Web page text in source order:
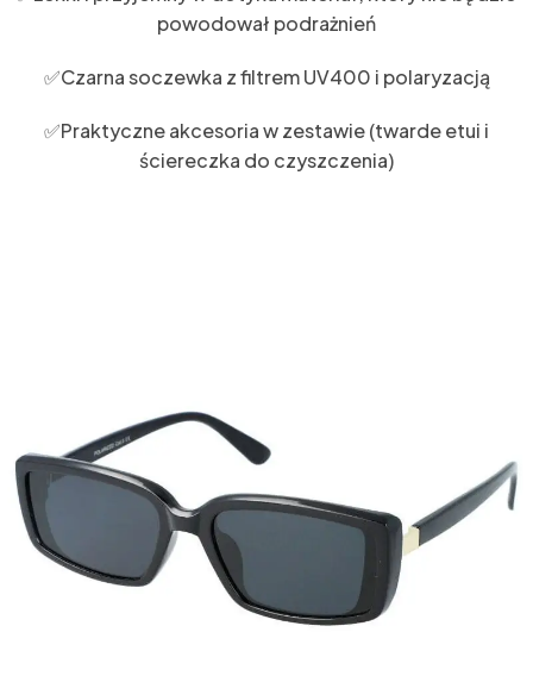
powodował podrażnień
✅Czarna soczewka z filtrem UV400 i polaryzacją
✅Praktyczne akcesoria w zestawie (twarde etui i
ściereczka do czyszczenia)